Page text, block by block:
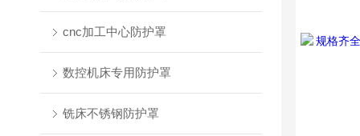
cnc加工中心防护罩
数控机床专用防护罩
铣床不锈钢防护罩